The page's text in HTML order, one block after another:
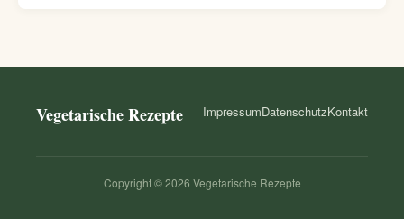
Vegetarische Rezepte ImpressumDatenschutzKontakt
Copyright © 2026 Vegetarische Rezepte